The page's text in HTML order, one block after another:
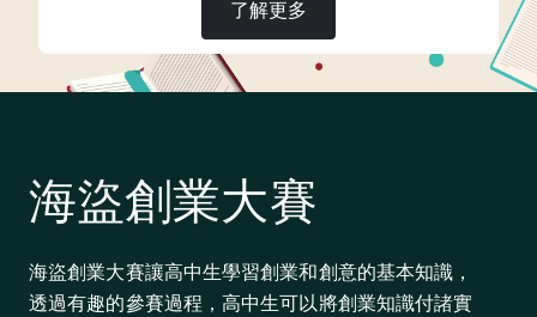
了解更多
海盜創業大賽
海盜創業大賽讓高中生學習創業和創意的基本知識，
透過有趣的參賽過程，高中生可以將創業知識付諸實